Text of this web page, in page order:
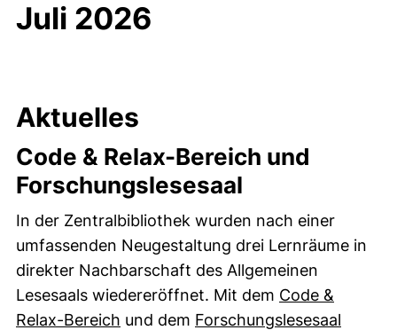
Juli 2026
Aktuelles
Code & Relax-Bereich und
Forschungslesesaal
In der Zentralbibliothek wurden nach einer
umfassenden Neugestaltung drei Lernräume in
direkter Nachbarschaft des Allgemeinen
Lesesaals wiedereröffnet. Mit dem Code &
Relax-Bereich und dem Forschungslesesaal